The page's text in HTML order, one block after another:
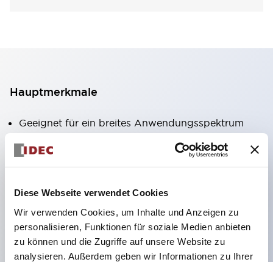
Diese Webseite verwendet Cookies
Wir verwenden Cookies, um Inhalte und Anzeigen zu
personalisieren, Funktionen für soziale Medien anbieten
zu können und die Zugriffe auf unsere Website zu
analysieren. Außerdem geben wir Informationen zu Ihrer
Hauptmerkmale
Geeignet für ein breites Anwendungsspektrum
von der Konsumelektronik bis zum FA-Bereich
LED-Beleuchtungseinheit mit integriertem
LED-Lampenkörper
Schutzarten IP40 und IP65 vollständig verfügbar
(IEC 60529)
UL- und CSA-zertifiziert. Entspricht EN (Europa)